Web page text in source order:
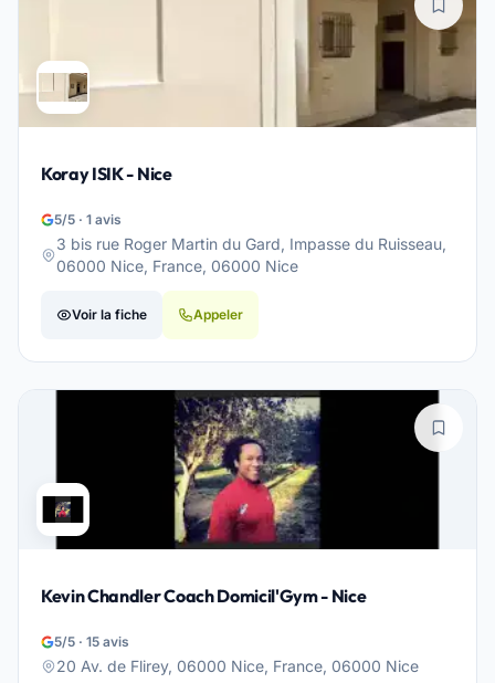
Koray ISIK - Nice
5/5 · 1 avis
3 bis rue Roger Martin du Gard, Impasse du Ruisseau,
06000 Nice, France, 06000 Nice
Voir la fiche Appeler
Kevin Chandler Coach Domicil'Gym - Nice
5/5 · 15 avis
20 Av. de Flirey, 06000 Nice, France, 06000 Nice